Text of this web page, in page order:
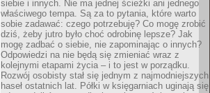
siebie i innych. Nie ma jednej ścieżki ani jednego
właściwego tempa. Są za to pytania, które warto
sobie zadawać: czego potrzebuję? Co mogę zrobić
dziś, żeby jutro było choć odrobinę lepsze? Jak
mogę zadbać o siebie, nie zapominając o innych?
Odpowiedzi na nie będą się zmieniać wraz z
kolejnymi etapami życia – i to jest w porządku.
Rozwój osobisty stał się jednym z najmodniejszych
haseł ostatnich lat. Półki w księgarniach uginają się